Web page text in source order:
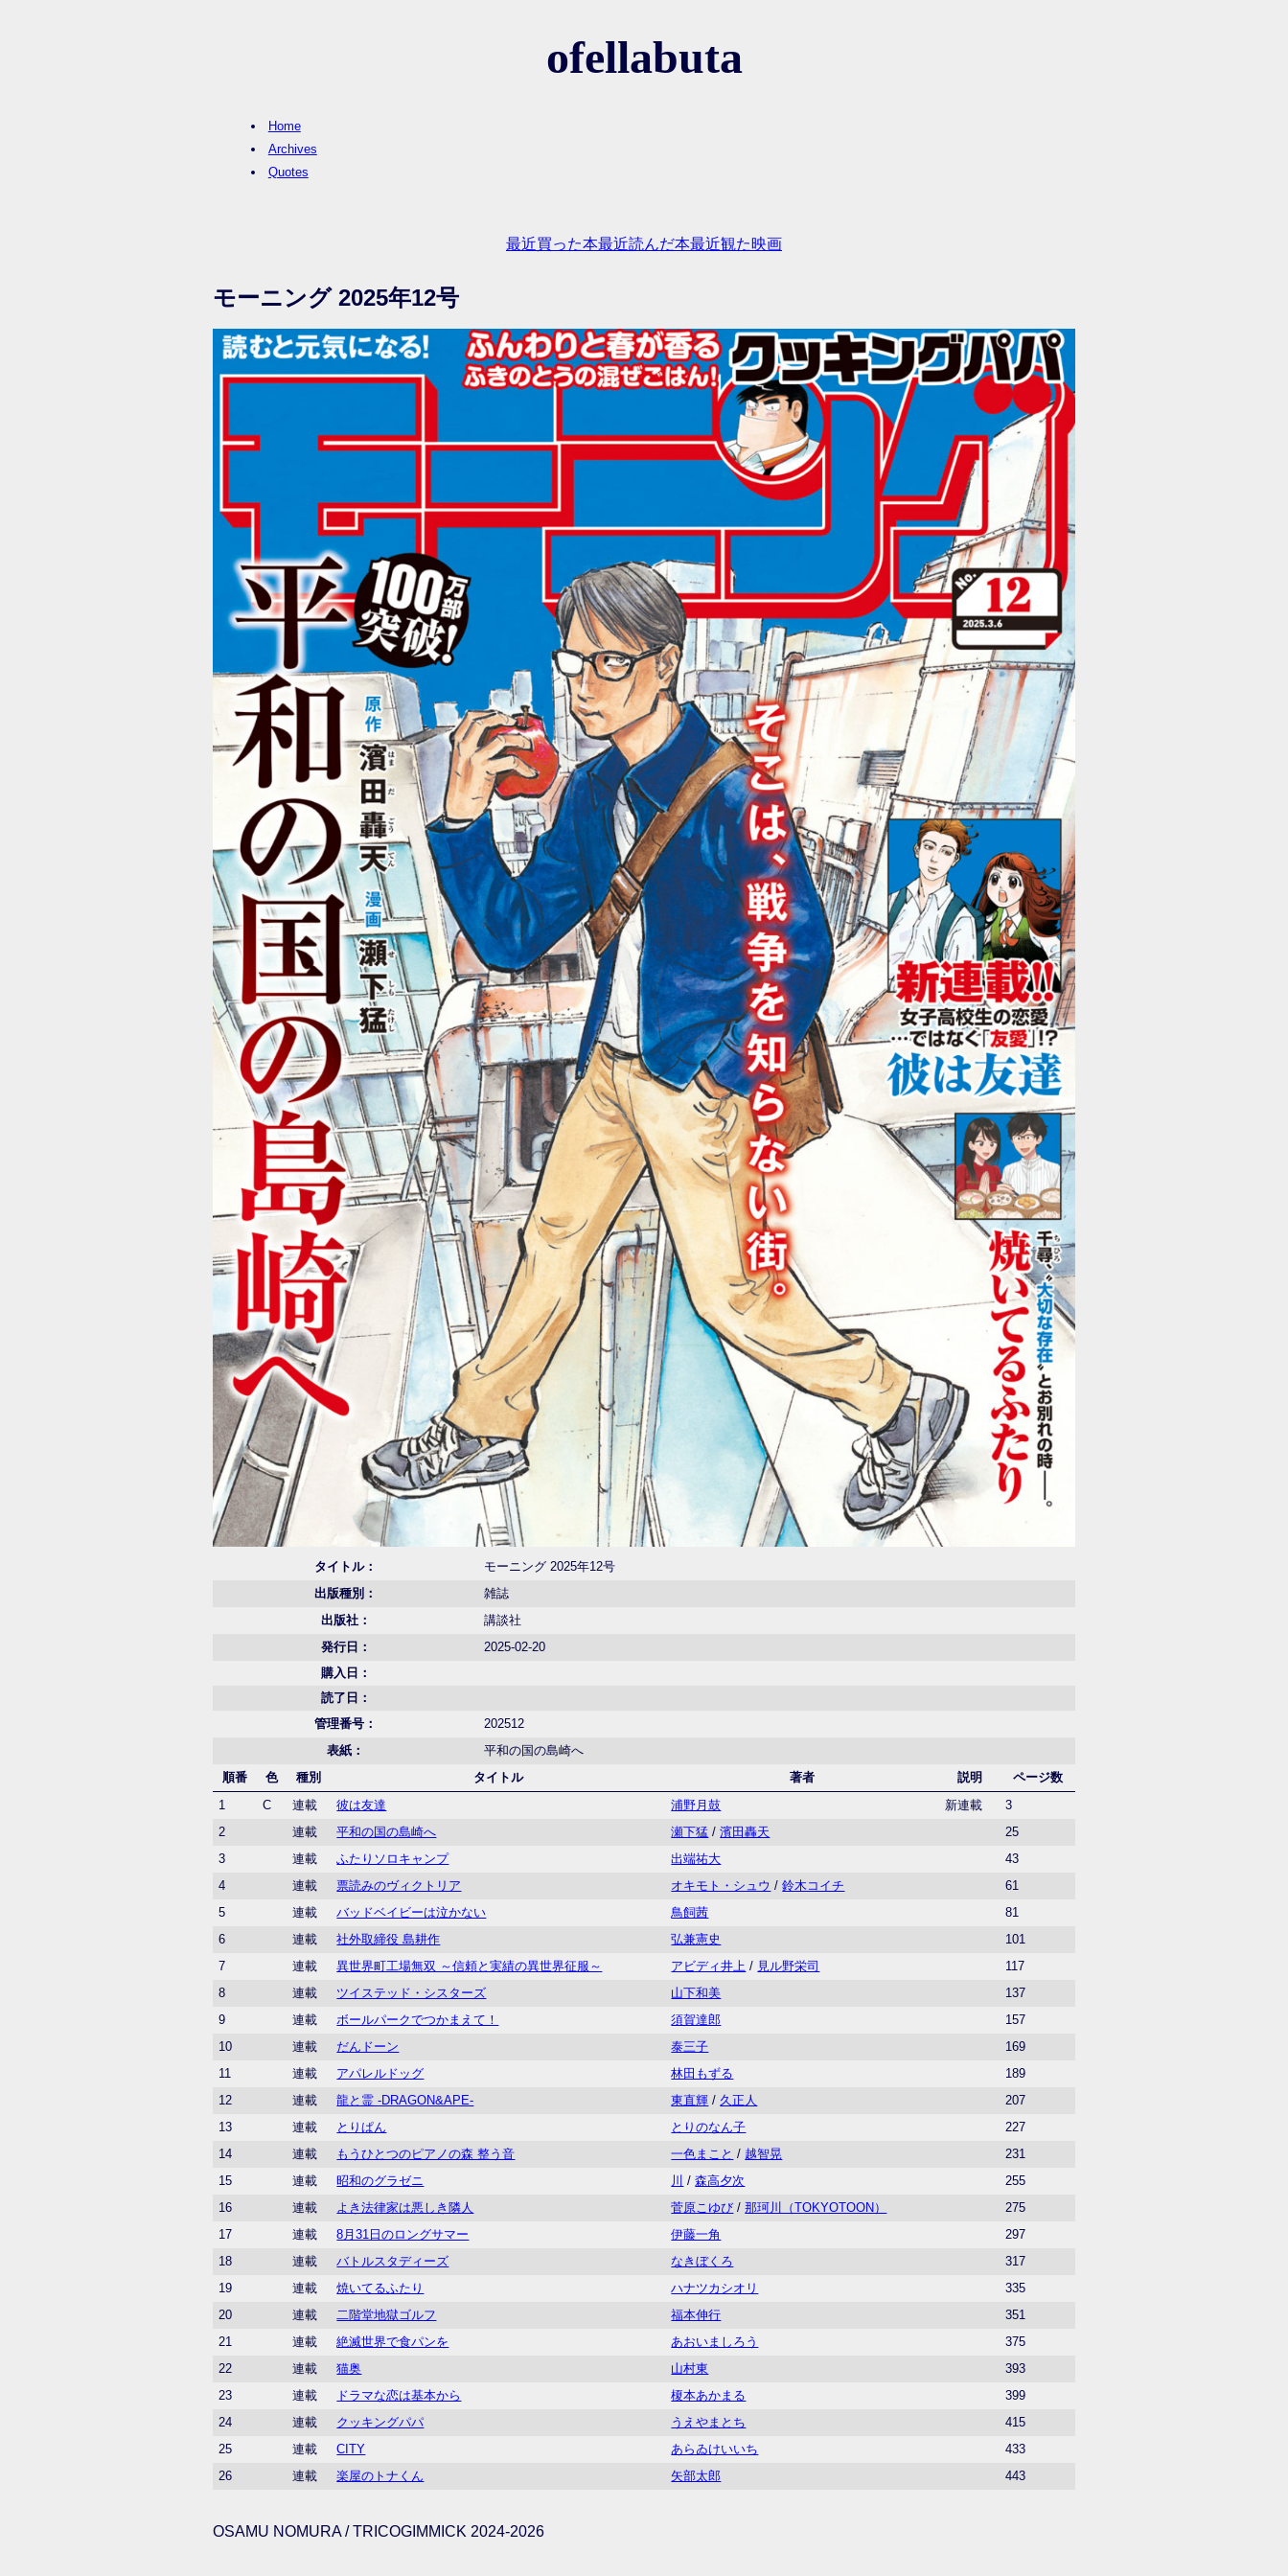
ofellabuta
Home
Archives
Quotes
最近買った本最近読んだ本最近観た映画
モーニング 2025年12号
タイトル：
モーニング 2025年12号
出版種別：
雑誌
出版社：
講談社
発行日：
2025-02-20
購入日：
読了日：
管理番号：
202512
表紙：
平和の国の島崎へ
順番
色 種別 タイトル 著者 説明
ページ数
1
C 連載 彼は友達 浦野月鼓 新連載
3
2
連載 平和の国の島崎へ 瀬下猛 /濱田轟天
25
3
連載 ふたりソロキャンプ 出端祐大
43
4
連載 票読みのヴィクトリア オキモト・シュウ /鈴木コイチ
61
5
連載 バッドベイビーは泣かない 鳥飼茜
81
6
連載 社外取締役 島耕作 弘兼憲史
101
7
連載 異世界町工場無双 ～信頼と実績の異世界征服～ アビディ井上 / 見ル野栄司
117
8
連載 ツイステッド・シスターズ 山下和美
137
9
連載 ボールパークでつかまえて！ 須賀達郎
157
10
連載 だんドーン 泰三子
169
11
連載 アパレルドッグ 林田もずる
189
12
連載 龍と霊 -DRAGON&APE- 東直輝 / 久正人
207
13
連載 とりぱん とりのなん子
227
14
連載 もうひとつのピアノの森 整う音 一色まこと / 越智晃
231
15
連載 昭和のグラゼニ 川 /森高夕次
255
16
連載 よき法律家は悪しき隣人 菅原こゆび /那珂川（TOKYOTOON）
275
17
連載 8月31日のロングサマー 伊藤一角
297
18
連載 バトルスタディーズ なきぼくろ
317
19
連載 焼いてるふたり ハナツカシオリ
335
20
連載 二階堂地獄ゴルフ 福本伸行
351
21
連載 絶滅世界で食パンを あおいましろう
375
22
連載 猫奥 山村東
393
23
連載 ドラマな恋は基本から 榎本あかまる
399
24
連載 クッキングパパ うえやまとち
415
25
連載 CITY あらゐけいいち
433
26
連載 楽屋のトナくん 矢部太郎 443
OSAMU NOMURA / TRICOGIMMICK 2024-2026